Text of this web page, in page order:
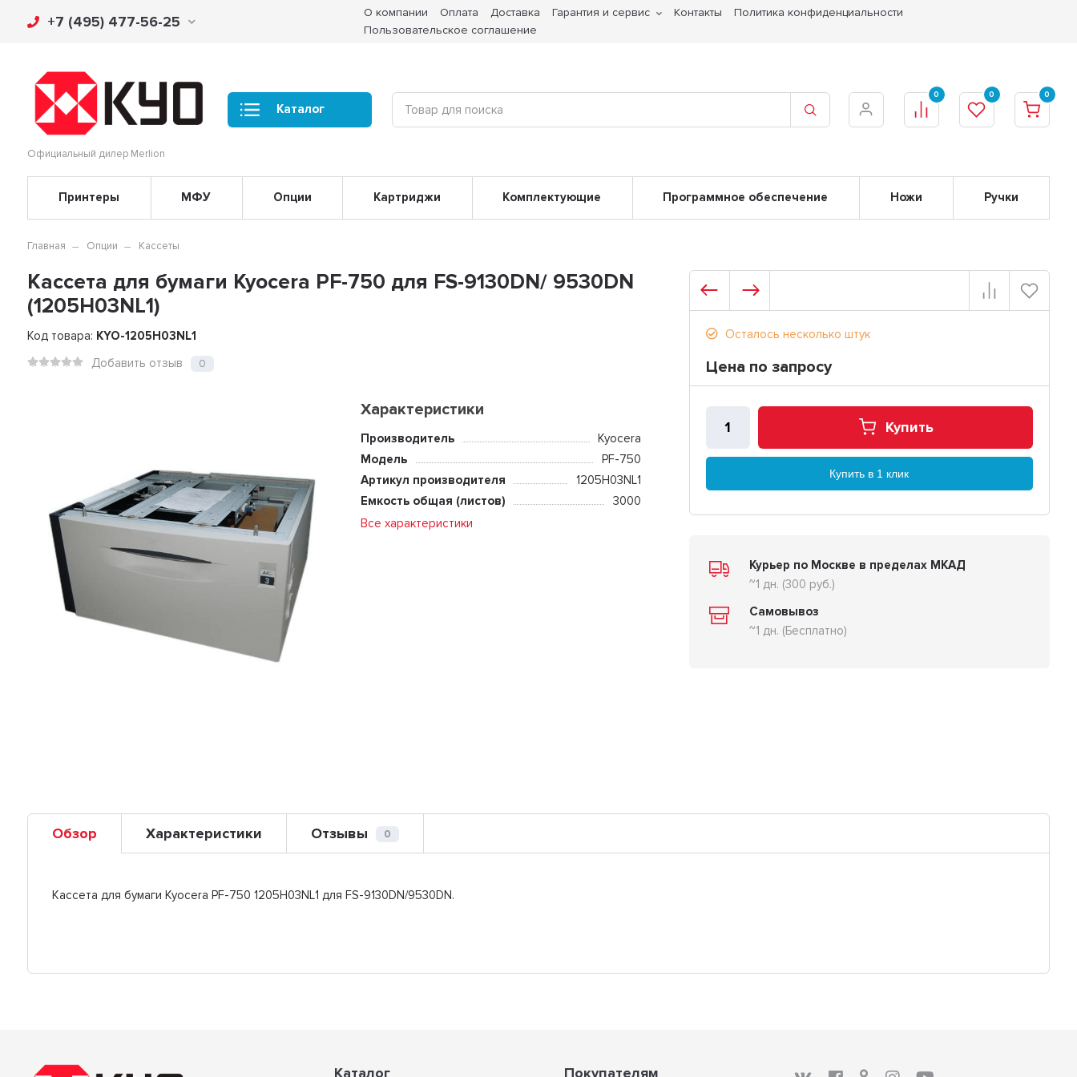
+7 (495) 477-56-25
О компании Оплата Доставка Гарантия и сервис Контакты
Политика конфиденциальности
Пользовательское соглашение
Официальный дилер Merlion
Каталог
0 0 0
Принтеры МФУ Опции Картриджи Комплектующие Программное обеспечение Ножи Ручки
Главная Опции Кассеты
Кассета для бумаги Kyocera PF-750 для FS-9130DN/ 9530DN
(1205H03NL1)
Код товара: KYO-1205H03NL1
Добавить отзыв
0
Характеристики
Производитель
Kyocera
Модель
PF-750
Артикул производителя
1205H03NL1
Емкость общая (листов)
3000
Все характеристики
Осталось несколько штук
Цена по запросу
Купить
Купить в 1 клик
Курьер по Москве в пределах МКАД
~1 дн. (300 руб.)
Самовывоз
~1 дн. (Бесплатно)
Обзор Характеристики Отзывы 0
Кассета для бумаги Kyocera PF-750 1205H03NL1 для FS-9130DN/9530DN.
Каталог Покупателям